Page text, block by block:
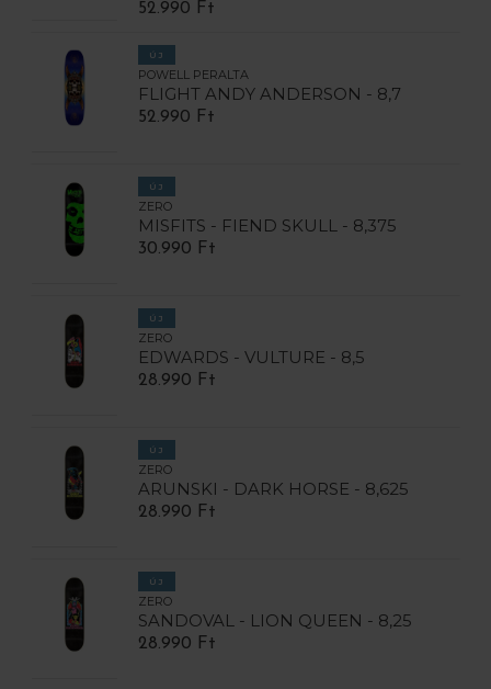
52.990 Ft
ÚJ
POWELL PERALTA
FLIGHT ANDY ANDERSON - 8,7
52.990 Ft
ÚJ
ZERO
MISFITS - FIEND SKULL - 8,375
30.990 Ft
ÚJ
ZERO
EDWARDS - VULTURE - 8,5
28.990 Ft
ÚJ
ZERO
ARUNSKI - DARK HORSE - 8,625
28.990 Ft
ÚJ
ZERO
SANDOVAL - LION QUEEN - 8,25
28.990 Ft